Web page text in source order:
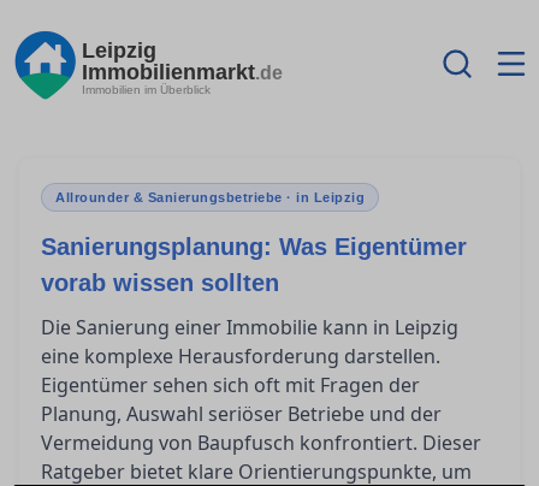
Leipzig
Immobilienmarkt.de
Immobilien im Überblick
Allrounder & Sanierungsbetriebe · in Leipzig
Sanierungsplanung: Was Eigentümer
vorab wissen sollten
Die Sanierung einer Immobilie kann in Leipzig
eine komplexe Herausforderung darstellen.
Eigentümer sehen sich oft mit Fragen der
Planung, Auswahl seriöser Betriebe und der
Vermeidung von Baupfusch konfrontiert. Dieser
Ratgeber bietet klare Orientierungspunkte, um